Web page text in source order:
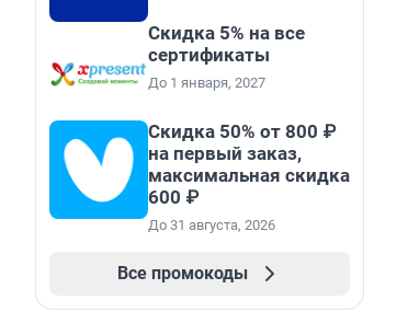
Скидка 5% на все
сертификаты
До 1 января, 2027
Скидка 50% от 800 ₽
на первый заказ,
максимальная скидка
600 ₽
До 31 августа, 2026
Все промокоды